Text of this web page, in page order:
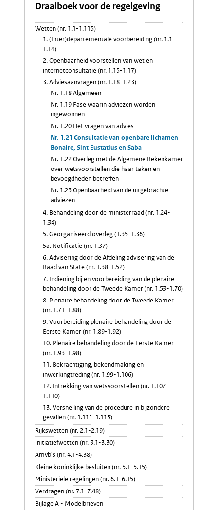
Draaiboek voor de regelgeving
Wetten (nr. 1.1-1.115)
1. (Inter)departementale voorbereiding (nr. 1.1-
1.14)
2. Openbaarheid voorstellen van wet en
internetconsultatie (nr. 1.15-1.17)
3. Adviesaanvragen (nr. 1.18-1.23)
Nr. 1.18 Algemeen
Nr. 1.19 Fase waarin adviezen worden
ingewonnen
Nr. 1.20 Het vragen van advies
Nr. 1.21 Consultatie van openbare lichamen
Bonaire, Sint Eustatius en Saba
Nr. 1.22 Overleg met de Algemene Rekenkamer
over wetsvoorstellen die haar taken en
bevoegdheden betreffen
Nr. 1.23 Openbaarheid van de uitgebrachte
adviezen
4. Behandeling door de ministerraad (nr. 1.24-
1.34)
5. Georganiseerd overleg (1.35-1.36)
5a. Notificatie (nr. 1.37)
6. Advisering door de Afdeling advisering van de
Raad van State (nr. 1.38-1.52)
7. Indiening bij en voorbereiding van de plenaire
behandeling door de Tweede Kamer (nr. 1.53-1.70)
8. Plenaire behandeling door de Tweede Kamer
(nr. 1.71-1.88)
9. Voorbereiding plenaire behandeling door de
Eerste Kamer (nr. 1.89-1.92)
10. Plenaire behandeling door de Eerste Kamer
(nr. 1.93-1.98)
11. Bekrachtiging, bekendmaking en
inwerkingtreding (nr. 1.99-1.106)
12. Intrekking van wetsvoorstellen (nr. 1.107-
1.110)
13. Versnelling van de procedure in bijzondere
gevallen (nr. 1.111-1.115)
Rijkswetten (nr. 2.1-2.19)
Initiatiefwetten (nr. 3.1-3.30)
Amvb's (nr. 4.1-4.38)
Kleine koninklijke besluiten (nr. 5.1-5.15)
Ministeriële regelingen (nr. 6.1-6.15)
Verdragen (nr. 7.1-7.48)
Bijlage A - Modelbrieven